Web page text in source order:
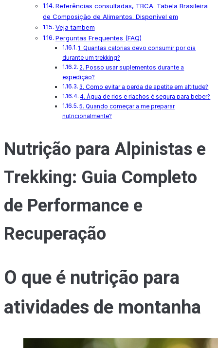
Referências consultadas, TBCA. Tabela Brasileira
de Composição de Alimentos. Disponível em
Veja tambem
Perguntas Frequentes (FAQ)
1. Quantas calorias devo consumir por dia
durante um trekking?
2. Posso usar suplementos durante a
expedição?
3. Como evitar a perda de apetite em altitude?
4. Água de rios e riachos é segura para beber?
5. Quando começar a me preparar
nutricionalmente?
Nutrição para Alpinistas e
Trekking: Guia Completo
de Performance e
Recuperação
O que é nutrição para
atividades de montanha